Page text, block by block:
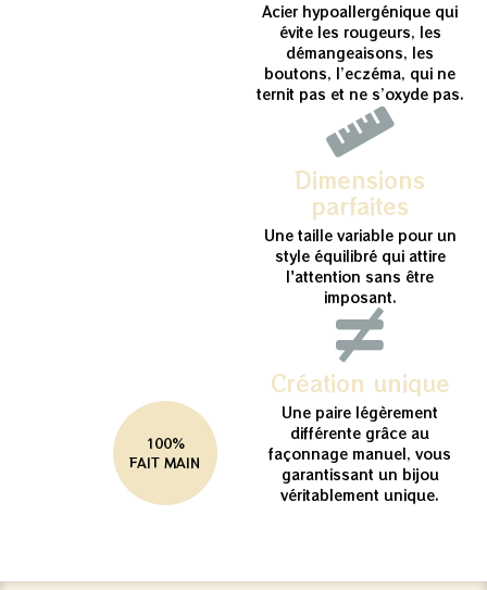
100%
FAIT MAIN
Acier hypoallergénique qui
évite les rougeurs, les
démangeaisons, les
boutons, l’eczéma, qui ne
ternit pas et ne s’oxyde pas.
Dimensions
parfaites
Une taille variable pour un
style équilibré qui attire
l'attention sans être
imposant.
Création unique
Une paire légèrement
différente grâce au
façonnage manuel, vous
garantissant un bijou
véritablement unique.